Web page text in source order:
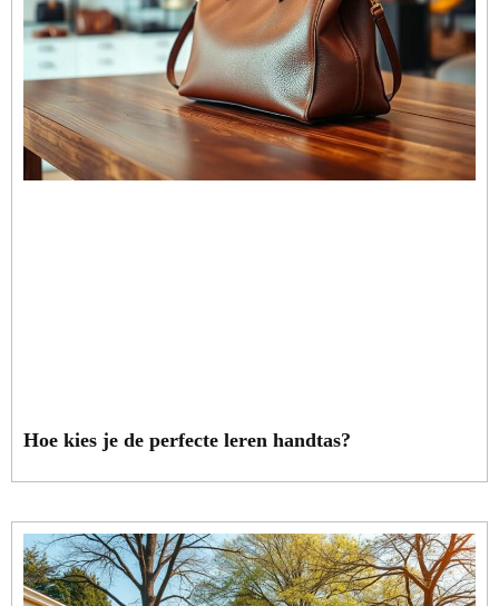
Hoe kies je de perfecte leren handtas?